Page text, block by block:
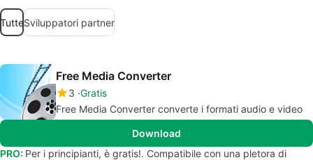
TutteSviluppatori partner
Free Media Converter
3 Gratis
Free Media Converter converte i formati audio e video
Download
PRO: Per i principianti, è gratis!. Compatibile con una pletora di